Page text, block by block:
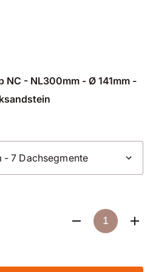
NC - NL300mm - Ø 141mm -